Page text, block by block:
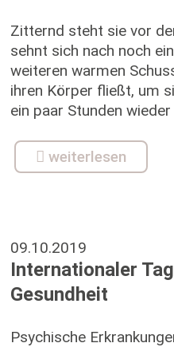
Zitternd steht sie vor
sehnt sich nach noch
weiteren warmen
ihren Körper fließt, um
ein paar Stunden
weiterlesen
09.10.2019
Internationaler
Gesundheit
Psychische